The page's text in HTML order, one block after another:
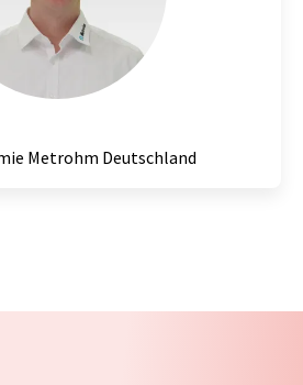
Metrohm Deutschland